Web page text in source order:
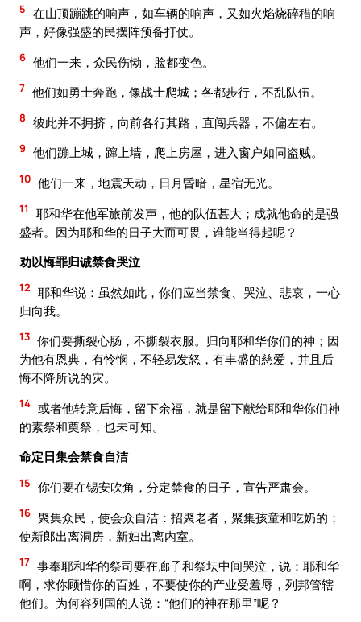
5 在山顶蹦跳的响声，如车辆的响声，又如火焰烧碎稓的响
声，好像强盛的民摆阵预备打仗。
6 他们一来，众民伤恸，脸都变色。
7 他们如勇士奔跑，像战士爬城；各都步行，不乱队伍。
8 彼此并不拥挤，向前各行其路，直闯兵器，不偏左右。
9 他们蹦上城，蹿上墙，爬上房屋，进入窗户如同盗贼。
10 他们一来，地震天动，日月昏暗，星宿无光。
11
耶和华在他军旅前发声，他的队伍甚大；成就他命的是强
盛者。因为耶和华的日子大而可畏，谁能当得起呢？
劝以悔罪归诚禁食哭泣
12 耶和华说：虽然如此，你们应当禁食、哭泣、悲哀，一心
归向我。
13 你们要撕裂心肠，不撕裂衣服。归向耶和华你们的神；因
为他有恩典，有怜悯，不轻易发怒，有丰盛的慈爱，并且后
悔不降所说的灾。
14 或者他转意后悔，留下余福，就是留下献给耶和华你们神
的素祭和奠祭，也未可知。
命定日集会禁食自洁
15 你们要在锡安吹角，分定禁食的日子，宣告严肃会。
16 聚集众民，使会众自洁：招聚老者，聚集孩童和吃奶的；
使新郎出离洞房，新妇出离内室。
17 事奉耶和华的祭司要在廊子和祭坛中间哭泣，说：耶和华
啊，求你顾惜你的百姓，不要使你的产业受羞辱，列邦管辖
他们。为何容列国的人说：“他们的神在那里”呢？